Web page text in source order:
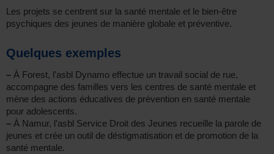
Les projets se centrent sur la santé mentale et le bien-être
psychiques des jeunes de manière globale et préventive.
Quelques exemples
– À Forest, l’asbl Dynamo effectue un travail social de rue,
accompagne des familles vers les centres de santé mentale et
mène des actions éducatives de prévention en santé mentale
pour adolescents.
– À Namur, l’asbl Service Droit des Jeunes recueille la parole de
jeunes et crée un outil de déstigmatisation et de promotion de la
santé mentale.